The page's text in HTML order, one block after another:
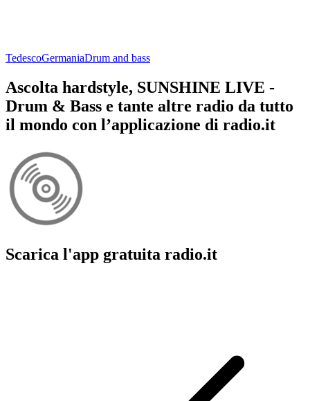
TedescoGermaniaDrum and bass
Ascolta hardstyle, SUNSHINE LIVE -
Drum & Bass e tante altre radio da tutto
il mondo con l’applicazione di radio.it
Scarica l'app gratuita radio.it